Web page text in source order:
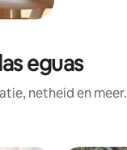
eguas
netheid en meer.